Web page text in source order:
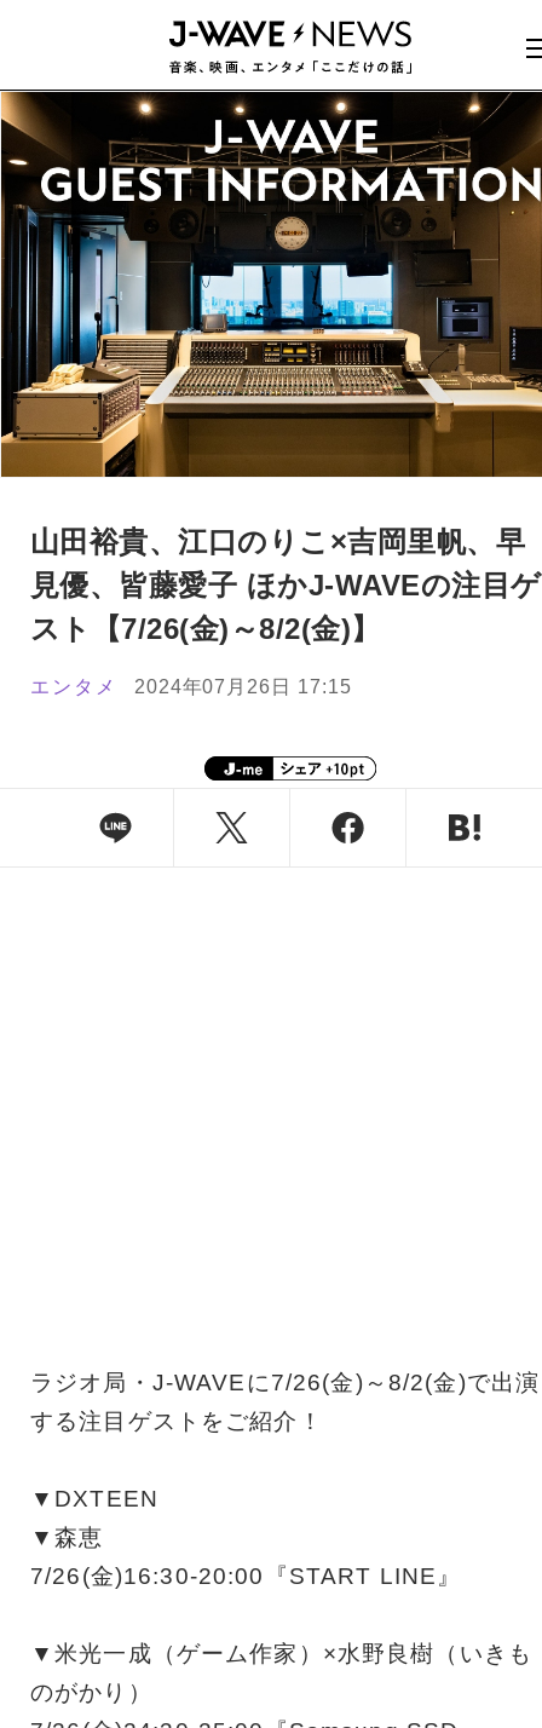
山田裕貴、江口のりこ×吉岡里帆、早
見優、皆藤愛子 ほかJ-WAVEの注目ゲ
スト【7/26(金)～8/2(金)】
エンタメ 2024年07月26日 17:15
ラジオ局・J-WAVEに7/26(金)～8/2(金)で出演
する注目ゲストをご紹介！
▼DXTEEN
▼森恵
7/26(金)16:30-20:00『START LINE』
▼米光一成（ゲーム作家）×水野良樹（いきも
のがかり）